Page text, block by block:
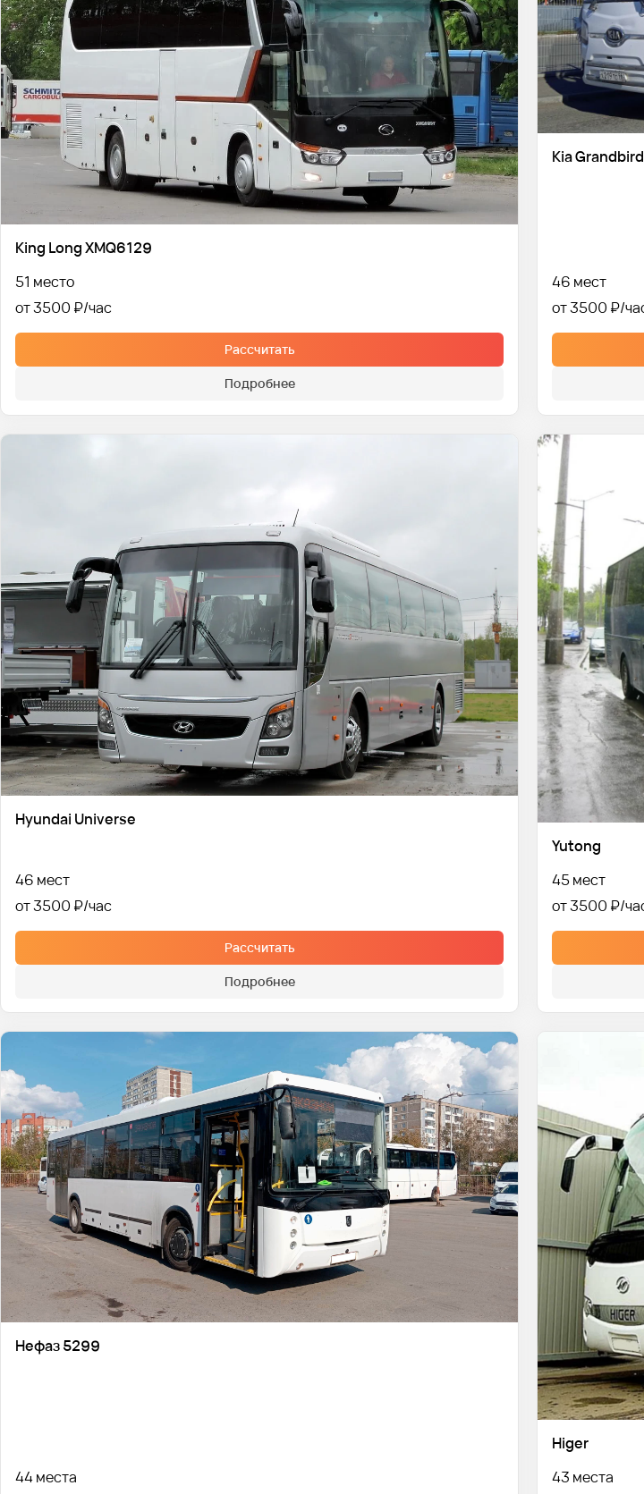
King Long XMQ6129
51 место
от 3500 ₽
Рассчитать
Подробнее
Kia Grandbird
46 мест
от 3500 ₽
Hyundai Universe
46 мест
от 3500 ₽
Рассчитать
Подробнее
Yutong
45 мест
от 3500 ₽
Нефаз 5299
44 места
Higer
43 места